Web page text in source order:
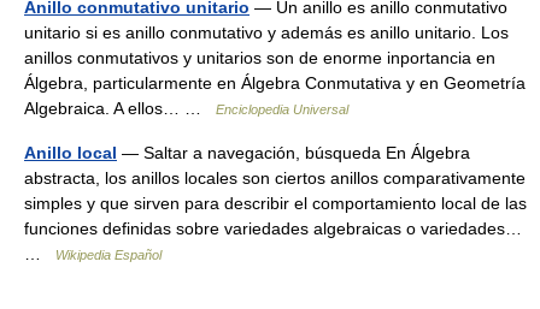
Anillo conmutativo unitario — Un anillo es anillo conmutativo
unitario si es anillo conmutativo y además es anillo unitario. Los
anillos conmutativos y unitarios son de enorme inportancia en
Álgebra, particularmente en Álgebra Conmutativa y en Geometría
Algebraica. A ellos… …
Enciclopedia Universal
Anillo local — Saltar a navegación, búsqueda En Álgebra
abstracta, los anillos locales son ciertos anillos comparativamente
simples y que sirven para describir el comportamiento local de las
funciones definidas sobre variedades algebraicas o variedades…
Wikipedia Español